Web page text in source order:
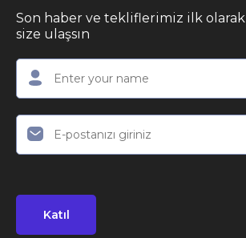
Son haber ve tekliflerimiz ilk olarak
size ulaşsın
Katıl